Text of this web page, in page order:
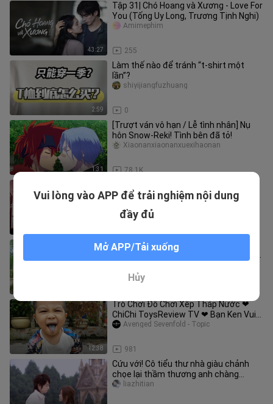
43:27
Tập 31| Chó Hoang và Xương - Love For
You (Tống Uy Long, Trương Tịnh Nghi)
255
Amimephim
2:59
Làm thế nào để tránh “t-shirt một
lần”?
0
shiyijiangfuzhuang
1:31
[Trượt ván vô hạn / Lễ tình nhân] Nụ
hôn Snow-Reki! Tình bên đã tỏ!
78.1K
Xiaonanxiaonanxuexihaonan
uncontrollably
Trò Chơi Đồ Chơi Món Ăn ngọt Mịn ❤
ChiChi ToysReview TV ❤ Bạn Ken Vui
12:38
Trò Chơi Đồ Chơi Xếp Tháp Nước ❤
ChiChi ToysReview TV ❤ Bạn Ken Vui
Nhộn
981
Avenged Sevenfold - Topic
Cứu với! Cô tiểu thư nhà giàu chảnh
chọe lại thầm thương anh chàng
playboy suốt 10 năm! Cặp phụ tron
liazhitian
Vui lòng vào APP để trải nghiệm nội dung
đầy đủ
Mở APP/Tải xuống
Hủy